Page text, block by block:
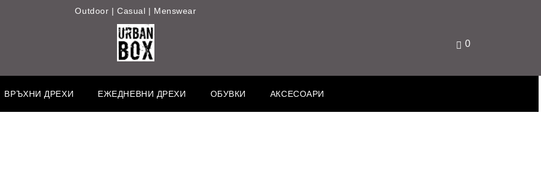
Outdoor | Casual | Menswear
0
ВРЪХНИ ДРЕХИ ЕЖЕДНЕВНИ ДРЕХИ ОБУВКИ АКСЕСОАРИ